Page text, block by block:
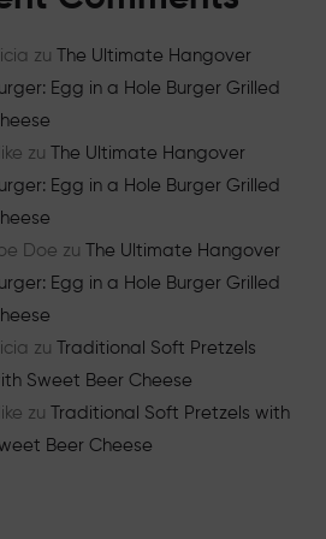
zu
The Ultimate Hangover
Egg in a Hole Burger Grilled
zu
The Ultimate Hangover
Egg in a Hole Burger Grilled
Doe zu
The Ultimate Hangover
Egg in a Hole Burger Grilled
zu
Traditional Soft Pretzels
Sweet Beer Cheese
zu
Traditional Soft Pretzels with
Beer Cheese